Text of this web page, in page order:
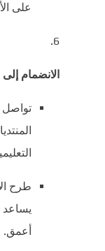
على
الانضمام
تواصل
طرح
يساعد
أعمق.